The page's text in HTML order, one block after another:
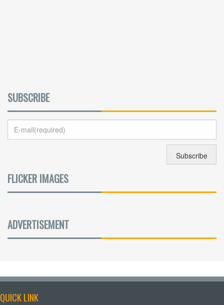
SUBSCRIBE
FLICKER IMAGES
ADVERTISEMENT
QUICK LINK